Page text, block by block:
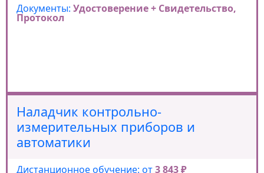
Документы: Удостоверение + Свидетельство,
Протокол
Наладчик контрольно-
измерительных приборов и
автоматики
Дистанционное обучение: от3 843 ₽